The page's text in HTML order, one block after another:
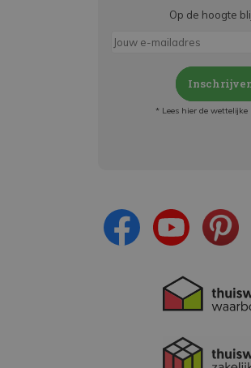
Op de hoogte
* Lees hier de wettelijke